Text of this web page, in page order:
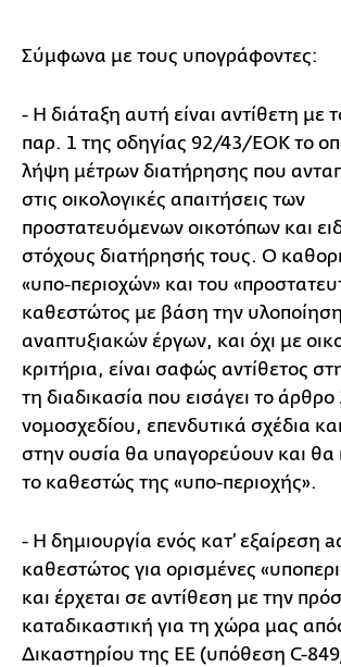
Σύμφωνα με τους υπογράφοντες:
- Η διάταξη αυτή είναι αντίθετη με
παρ. 1 της οδηγίας 92/43/ΕΟΚ το
λήψη μέτρων διατήρησης που
στις οικολογικές απαιτήσεις των
προστατευόμενων οικοτόπων και
στόχους διατήρησής τους. Ο
«υπο-περιοχών» και του
καθεστώτος με βάση την υλοποίηση
αναπτυξιακών έργων, και όχι με
κριτήρια, είναι σαφώς αντίθετος
τη διαδικασία που εισάγει το άρθρο
νομοσχεδίου, επενδυτικά σχέδια
στην ουσία θα υπαγορεύουν και θα
το καθεστώς της «υπο-περιοχής».
- Η δημιουργία ενός κατ’ εξαίρεση
καθεστώτος για ορισμένες
και έρχεται σε αντίθεση με την
καταδικαστική για τη χώρα μας
Δικαστηρίου της ΕΕ (υπόθεση C-